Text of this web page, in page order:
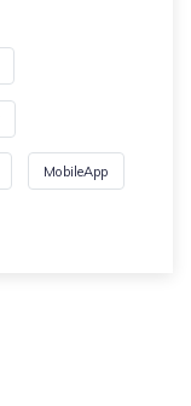
MobileApp